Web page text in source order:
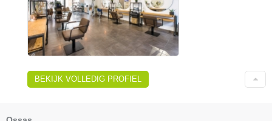
BEKIJK VOLLEDIG PROFIEL